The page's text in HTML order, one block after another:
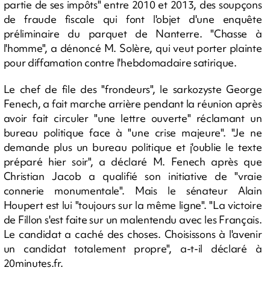
partie de ses impôts" entre 2010 et 2013, des soupçons
de fraude fiscale qui font l'objet d'une enquête
préliminaire du parquet de Nanterre. "Chasse à
l'homme", a dénoncé M. Solère, qui veut porter plainte
pour diffamation contre l'hebdomadaire satirique.
Le chef de file des "frondeurs", le sarkozyste George
Fenech, a fait marche arrière pendant la réunion après
avoir fait circuler "une lettre ouverte" réclamant un
bureau politique face à "une crise majeure". "Je ne
demande plus un bureau politique et j'oublie le texte
préparé hier soir", a déclaré M. Fenech après que
Christian Jacob a qualifié son initiative de "vraie
connerie monumentale". Mais le sénateur Alain
Houpert est lui "toujours sur la même ligne". "La victoire
de Fillon s'est faite sur un malentendu avec les Français.
Le candidat a caché des choses. Choisissons à l'avenir
un candidat totalement propre", a-t-il déclaré à
20minutes.fr.